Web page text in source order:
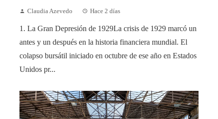
Claudia Azevedo Hace 2 días
1. La Gran Depresión de 1929La crisis de 1929 marcó un
antes y un después en la historia financiera mundial. El
colapso bursátil iniciado en octubre de ese año en Estados
Unidos pr...